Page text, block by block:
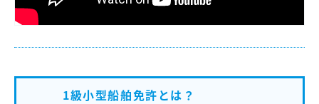
1級小型船舶免許とは？